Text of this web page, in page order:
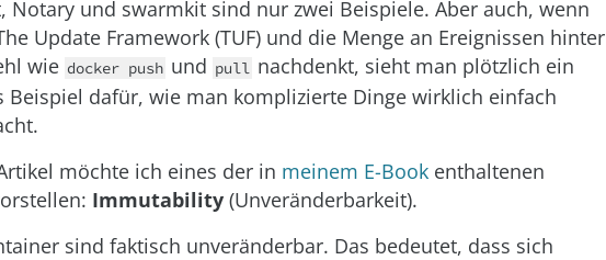
Notary und swarmkit sind nur zwei Beispiele. Aber auch, wenn
Update Framework (TUF) und die Menge an Ereignissen hinter
wie docker push und pull nachdenkt, sieht man plötzlich ein
Beispiel dafür, wie man komplizierte Dinge wirklich einfach
möchte ich eines der in meinem E-Book enthaltenen
Immutability (Unveränderbarkeit).
sind faktisch unveränderbar. Das bedeutet, dass sich